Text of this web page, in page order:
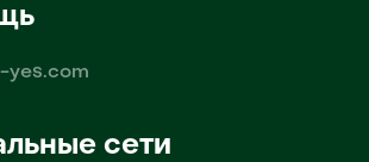
yes.com
сети